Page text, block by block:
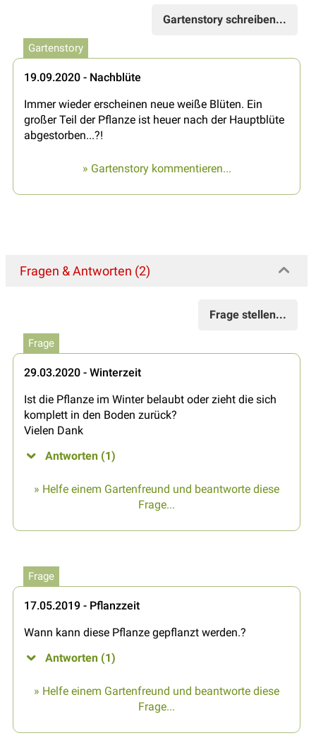
Gartenstory schreiben...
Gartenstory
19.09.2020 - Nachblüte
Immer wieder erscheinen neue weiße Blüten. Ein
großer Teil der Pflanze ist heuer nach der Hauptblüte
abgestorben...?!
» Gartenstory kommentieren...
Fragen & Antworten (2)
Frage stellen...
Frage
29.03.2020 - Winterzeit
Ist die Pflanze im Winter belaubt oder zieht die sich
komplett in den Boden zurück?
Vielen Dank
Antworten (1)
» Helfe einem Gartenfreund und beantworte diese
Frage...
Frage
17.05.2019 - Pflanzzeit
Wann kann diese Pflanze gepflanzt werden.?
Antworten (1)
» Helfe einem Gartenfreund und beantworte diese
Frage...